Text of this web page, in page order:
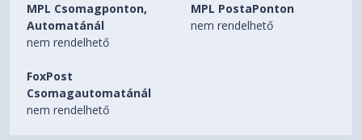
MPL Csomagponton,
Automatánál
nem rendelhető
MPL PostaPonton
nem rendelhető
FoxPost
Csomagautomatánál
nem rendelhető